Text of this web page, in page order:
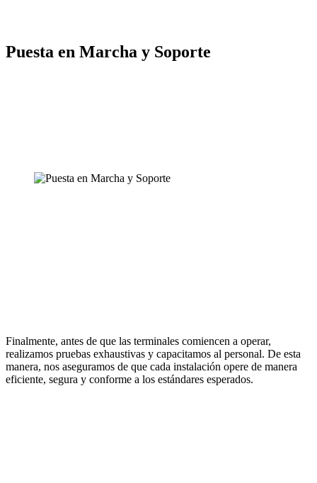
Puesta en Marcha y Soporte
Finalmente, antes de que las terminales comiencen a operar,
realizamos pruebas exhaustivas y capacitamos al personal. De esta
manera, nos aseguramos de que cada instalación opere de manera
eficiente, segura y conforme a los estándares esperados.